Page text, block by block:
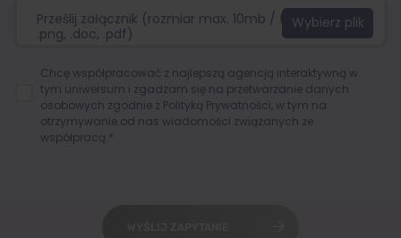
Prześlij załącznik (rozmiar max. 10mb / format:.jpg,
.png, .doc, .pdf)
Chcę współpracować z najlepszą agencją interaktywną w
tym uniwersum i zgadzam się na przetwarzanie danych
osobowych zgodnie z Polityką Prywatności , w tym na
otrzymywanie od nas wiadomości związanych ze
współpracą.*